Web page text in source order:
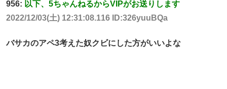
956: 以下、5ちゃんねるからVIPがお送りします
2022/12/03(土) 12:31:08.116 ID:326yuuBQa
バサカのアペ3考えた奴クビにした方がいいよな